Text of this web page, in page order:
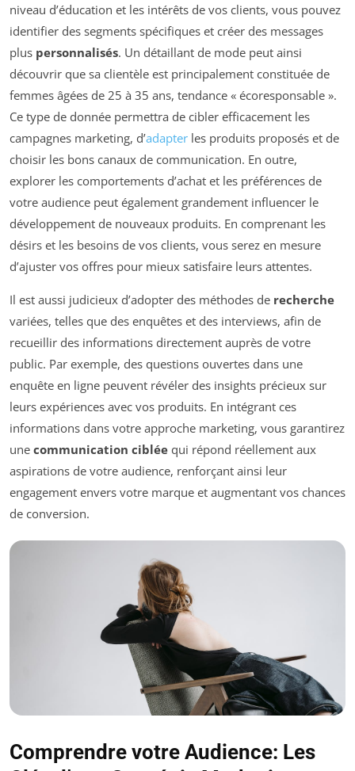
niveau d’éducation et les intérêts de vos clients, vous pouvez
identifier des segments spécifiques et créer des messages
plus personnalisés. Un détaillant de mode peut ainsi
découvrir que sa clientèle est principalement constituée de
femmes âgées de 25 à 35 ans, tendance « écoresponsable ».
Ce type de donnée permettra de cibler efficacement les
campagnes marketing, d’adapter les produits proposés et de
choisir les bons canaux de communication. En outre,
explorer les comportements d’achat et les préférences de
votre audience peut également grandement influencer le
développement de nouveaux produits. En comprenant les
désirs et les besoins de vos clients, vous serez en mesure
d’ajuster vos offres pour mieux satisfaire leurs attentes.
Il est aussi judicieux d’adopter des méthodes de recherche
variées, telles que des enquêtes et des interviews, afin de
recueillir des informations directement auprès de votre
public. Par exemple, des questions ouvertes dans une
enquête en ligne peuvent révéler des insights précieux sur
leurs expériences avec vos produits. En intégrant ces
informations dans votre approche marketing, vous garantirez
une communication ciblée qui répond réellement aux
aspirations de votre audience, renforçant ainsi leur
engagement envers votre marque et augmentant vos chances
de conversion.
Comprendre votre Audience: Les